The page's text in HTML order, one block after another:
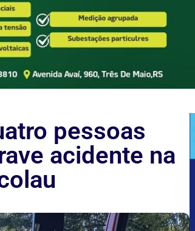
pessoas
acidente na